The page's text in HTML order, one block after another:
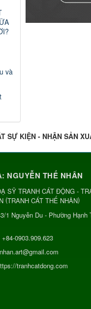
và
SỰ KIỆN - NHẬN SẢN
NGUYỄN THẾ NHÂN
SỸ TRANH CÁT ĐỘNG -
(TRANH CÁT THẾ NHÂN)
1 Nguyễn Du - Phường Hạnh
+84-0903.909.623
tranhcatdong.com